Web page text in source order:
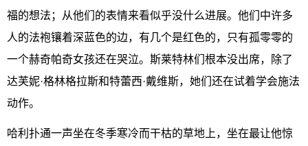
福的想法；从他们的表情来看似乎没什么进展。他们中许多
人的法袍镶着深蓝色的边，有几个是红色的，只有孤零零的
一个赫奇帕奇女孩还在哭泣。斯莱特林们根本没出席，除了
达芙妮·格林格拉斯和特蕾西·戴维斯，她们还在试着学会施法
动作。
哈利扑通一声坐在冬季寒冷而干枯的草地上，坐在最让他惊